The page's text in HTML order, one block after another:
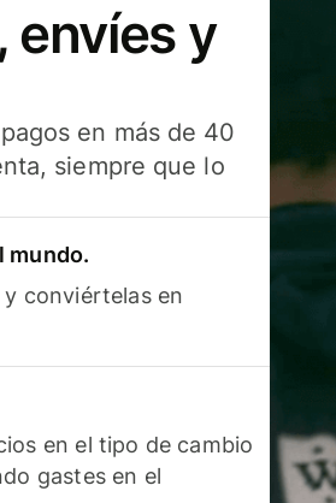
envíes y
en más de 40
siempre que lo
mundo.
conviértelas en
en el tipo de cambio
gastes en el